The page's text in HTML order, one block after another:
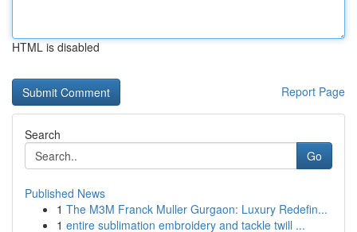
HTML is disabled
Report Page
Search
Go
Published News
1 The M3M Franck Muller Gurgaon: Luxury Redefin...
1 entire sublimation embroidery and tackle twill ...